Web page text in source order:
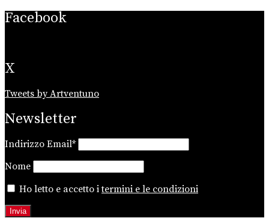
Facebook
X
Tweets by Artventuno
Newsletter
Indirizzo Email*
Nome
Ho letto e accetto itermini e le condizioni